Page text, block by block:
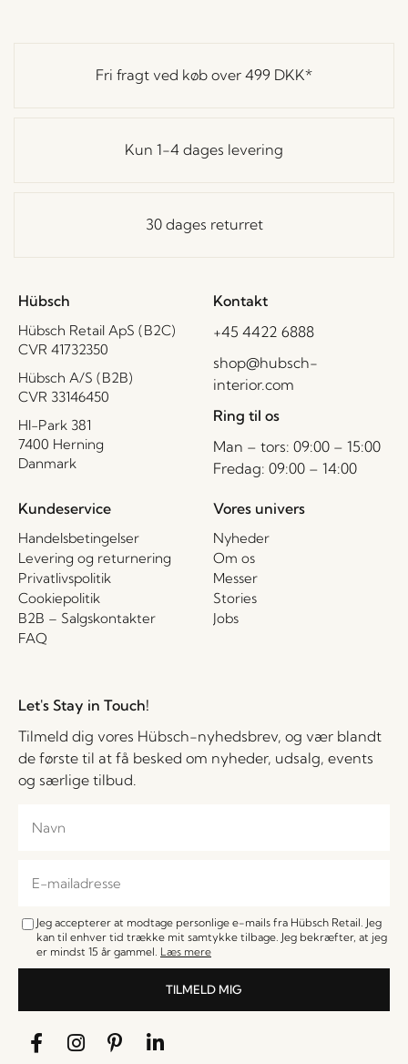
Fri fragt ved køb over 499 DKK*
Kun 1-4 dages levering
30 dages returret
Hübsch
Hübsch Retail ApS (B2C)
CVR 41732350
Hübsch A/S (B2B)
CVR 33146450
HI-Park 381
7400 Herning
Danmark
Kontakt
+45 4422 6888
shop@hubsch-
interior.com
Ring til os
Man – tors: 09:00 – 15:00
Fredag: 09:00 – 14:00
Kundeservice
Handelsbetingelser
Levering og returnering
Privatlivspolitik
Cookiepolitik
B2B – Salgskontakter
FAQ
Vores univers
Nyheder
Om os
Messer
Stories
Jobs
Let's Stay in Touch!
Tilmeld dig vores Hübsch-nyhedsbrev, og vær blandt
de første til at få besked om nyheder, udsalg, events
og særlige tilbud.
Jeg accepterer at modtage personlige e-mails fra Hübsch Retail. Jeg
kan til enhver tid trække mit samtykke tilbage. Jeg bekræfter, at jeg
er mindst 15 år gammel. Læs mere
TILMELD MIG